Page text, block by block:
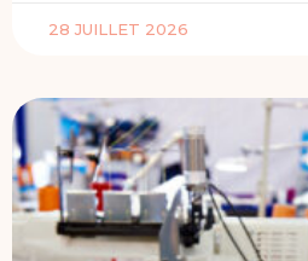
28 JUILLET 2026